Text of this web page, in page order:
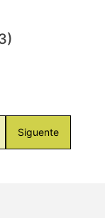
Siguente